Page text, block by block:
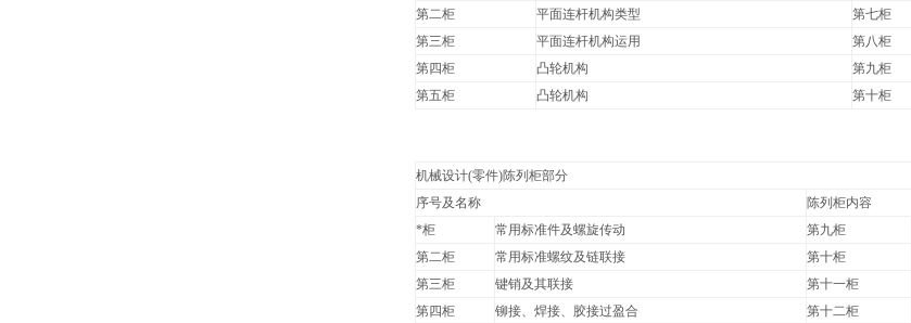
第二柜
平面连杆机构类型 第七柜
第三柜
平面连杆机构运用 第八柜
第四柜
凸轮机构 第九柜
第五柜
凸轮机构 第十柜
机械设计(零件)陈列柜部分
序号及名称
陈列柜内容
*柜
常用标准件及螺旋传动 第九柜
第二柜
常用标准螺纹及链联接 第十柜
第三柜
键销及其联接 第十一柜
第四柜
铆接、焊接、胶接过盈合 第十二柜